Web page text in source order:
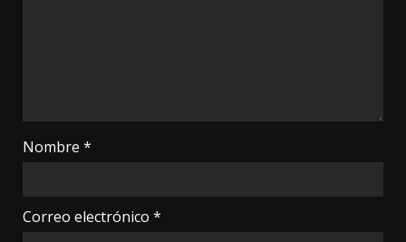
Nombre *
Correo electrónico *